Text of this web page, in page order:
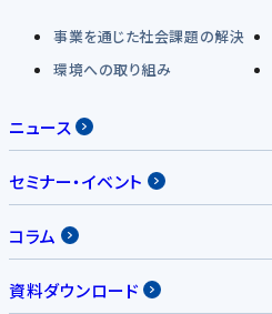
事業を通じた社会課題の解決
環境への取り組み
ニュース
セミナー・イベント
コラム
資料ダウンロード